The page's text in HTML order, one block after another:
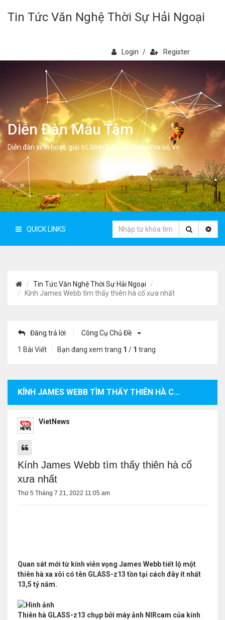
Tin Tức Văn Nghệ Thời Sự Hải Ngoại
Login / Register
Diễn Đàn Mẫu Tâm
Diễn đàn sinh hoạt, giải trí, bình luân, học hỏi, chia sẻ, vv.
QUICK LINKS
Tin Tức Văn Nghệ Thời Sự Hải Ngoại
Kính James Webb tìm thấy thiên hà cổ xưa nhất
Đăng trả lời Công Cụ Chủ Đề
1 Bài Viết Bạn đang xem trang 1 / 1 trang
KÍNH JAMES WEBB TÌM THẤY THIÊN HÀ CỔ XƯA NHẤT
VietNews
Kính James Webb tìm thấy thiên hà cổ
xưa nhất
Thứ 5 Tháng 7 21, 2022 11:05 am
Quan sát mới từ kính viễn vọng James Webb tiết lộ một
thiên hà xa xôi có tên GLASS-z13 tồn tại cách đây ít nhất
13,5 tỷ năm.
Thiên hà GLASS-z13 chụp bởi máy ảnh NIRcam của kính